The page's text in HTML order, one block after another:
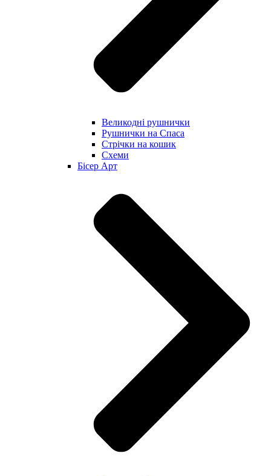
Великодні рушнички
Рушнички на Спаса
Стрічки на кошик
Схеми
Бісер Арт